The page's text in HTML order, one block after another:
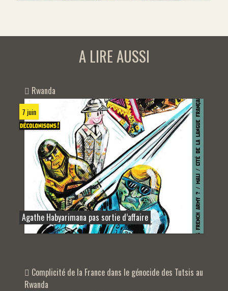
A LIRE AUSSI
Rwanda
7 juin
Agathe Habyarimana pas sortie d’affaire
Complicité de la France dans le génocide des Tutsis au
Rwanda